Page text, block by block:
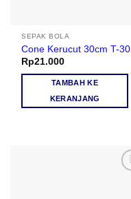
SEPAK BOLA
Cone Kerucut 30cm T-30
Rp21.000
TAMBAH KE
KERANJANG